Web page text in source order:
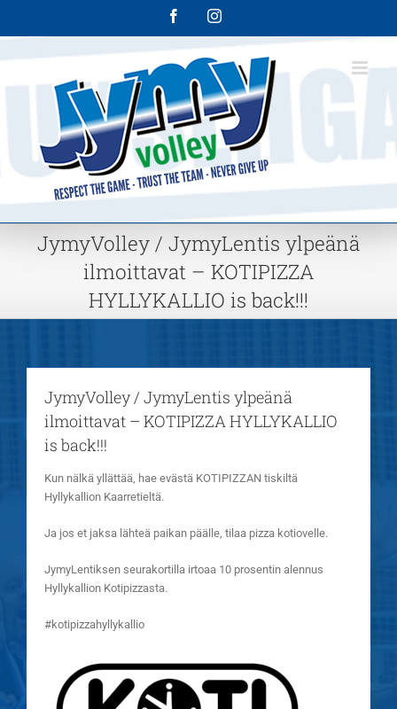
FacebookInstagram
JymyVolley / JymyLentis ylpeänä
ilmoittavat – KOTIPIZZA
HYLLYKALLIO is back!!!
JymyVolley / JymyLentis ylpeänä
ilmoittavat – KOTIPIZZA HYLLYKALLIO
is back!!!
Kun nälkä yllättää, hae evästä KOTIPIZZAN tiskiltä
Hyllykallion Kaarretieltä.
Ja jos et jaksa lähteä paikan päälle, tilaa pizza kotiovelle.
JymyLentiksen seurakortilla irtoaa 10 prosentin alennus
Hyllykallion Kotipizzasta.
#kotipizzahyllykallio